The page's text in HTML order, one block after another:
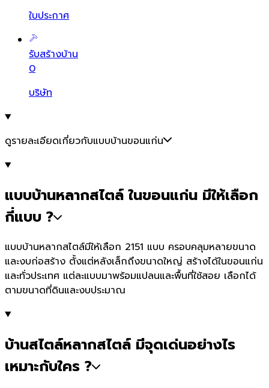
ใบประกาศ
รับสร้างบ้าน
0
บริษัท
ดูรายละเอียดเกี่ยวกับแบบบ้านขอนแก่น
แบบบ้านหลากสไตล์ ในขอนแก่น มีให้เลือก
กี่แบบ ?
แบบบ้านหลากสไตล์มีให้เลือก 2151 แบบ ครอบคลุมหลายขนาด
และงบก่อสร้าง ตั้งแต่หลังเล็กถึงขนาดใหญ่ สร้างได้ในขอนแก่น
และทั่วประเทศ แต่ละแบบมาพร้อมแปลนและพื้นที่ใช้สอย เลือกได้
ตามขนาดที่ดินและงบประมาณ
บ้านสไตล์หลากสไตล์ มีจุดเด่นอย่างไร
เหมาะกับใคร ?